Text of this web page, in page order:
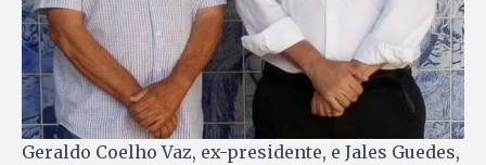
Geraldo Coelho Vaz, ex-presidente, e Jales Guedes,